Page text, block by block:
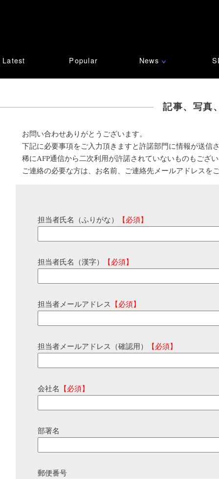
Latest Popular News ∨
記事、写真
お問い合わせありがとうございます。
下記に必要事項をご入力頂きますと許諾部門に情報が送信
稀にAFP通信から二次利用が許諾されていないものもござ
ご連絡の必要な方は、お名前、ご連絡先メールアドレスを
担当者氏名（ふりがな） 【必須】
担当者氏名（漢字） 【必須】
担当者メールアドレス 【必須】
担当者メールアドレス（確認用） 【必須】
会社名 【必須】
部署名
郵便番号